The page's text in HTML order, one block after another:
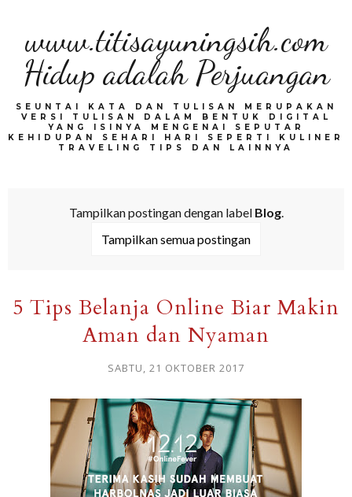
www.titisayuningsih.com
Hidup adalah Perjuangan
SEUNTAI KATA DAN TULISAN MERUPAKAN
VERSI TULISAN DALAM BENTUK DIGITAL
YANG ISINYA MENGENAI SEPUTAR
KEHIDUPAN SEHARI HARI SEPERTI KULINER
TRAVELING TIPS DAN LAINNYA
Tampilkan postingan dengan label Blog.
Tampilkan semua postingan
5 Tips Belanja Online Biar Makin
Aman dan Nyaman
SABTU, 21 OKTOBER 2017